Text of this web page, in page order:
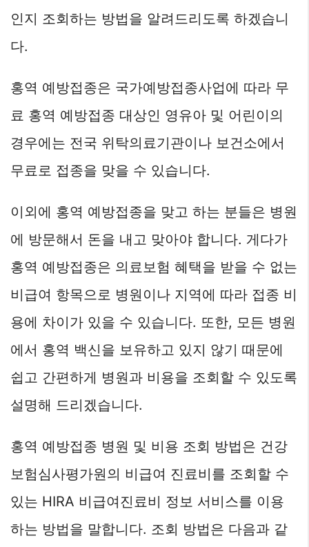
인지 조회하는 방법을 알려드리도록 하겠습니
다.
홍역 예방접종은 국가예방접종사업에 따라 무
료 홍역 예방접종 대상인 영유아 및 어린이의
경우에는 전국 위탁의료기관이나 보건소에서
무료로 접종을 맞을 수 있습니다.
이외에 홍역 예방접종을 맞고 하는 분들은 병원
에 방문해서 돈을 내고 맞아야 합니다. 게다가
홍역 예방접종은 의료보험 혜택을 받을 수 없는
비급여 항목으로 병원이나 지역에 따라 접종 비
용에 차이가 있을 수 있습니다. 또한, 모든 병원
에서 홍역 백신을 보유하고 있지 않기 때문에
쉽고 간편하게 병원과 비용을 조회할 수 있도록
설명해 드리겠습니다.
홍역 예방접종 병원 및 비용 조회 방법은 건강
보험심사평가원의 비급여 진료비를 조회할 수
있는 HIRA 비급여진료비 정보 서비스를 이용
하는 방법을 말합니다. 조회 방법은 다음과 같